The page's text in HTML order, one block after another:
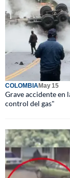
COLOMBIAMay 15
Grave accidente en
control del gas"